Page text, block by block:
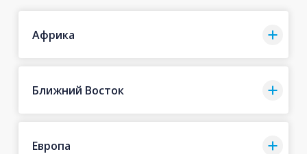
Африка
Ближний Восток
Европа